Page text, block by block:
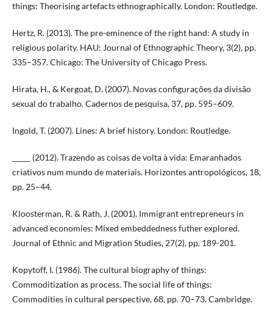
things: Theorising artefacts ethnographically. London: Routledge.
Hertz, R. (2013). The pre-eminence of the right hand: A study in
religious polarity. HAU: Journal of Ethnographic Theory, 3(2), pp.
335–357. Chicago: The University of Chicago Press.
Hirata, H., & Kergoat, D. (2007). Novas configurações da divisão
sexual do trabalho. Cadernos de pesquisa, 37, pp. 595–609.
Ingold, T. (2007). Lines: A brief history. London: Routledge.
_____ (2012). Trazendo as coisas de volta à vida: Emaranhados
criativos num mundo de materiais. Horizontes antropológicos, 18,
pp. 25–44.
Kloosterman, R. & Rath, J. (2001). Immigrant entrepreneurs in
advanced economies: Mixed embeddedness futher explored.
Journal of Ethnic and Migration Studies, 27(2), pp. 189-201.
Kopytoff, I. (1986). The cultural biography of things:
Commoditization as process. The social life of things:
Commodities in cultural perspective, 68, pp. 70–73. Cambridge.